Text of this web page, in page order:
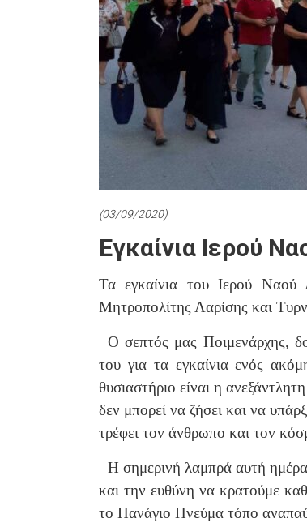
(03/09/2020)
Εγκαίνια Ιερού
Τα εγκαίνια του Ιερού Ναού
Μητροπολίτης Λαρίσης και
Ο σεπτός μας Ποιμενάρχης,
του για τα εγκαίνια ενός
θυσιαστήριο είναι η
δεν μπορεί να ζήσει και να
τρέφει τον άνθρωπο και τον
Η σημερινή λαμπρά αυτή ημέρα
και την ευθύνη να κρατούμε
το Πανάγιο Πνεύμα τόπο